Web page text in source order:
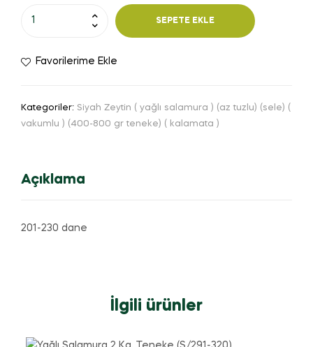
SEPETE EKLE
Favorilerime Ekle
Kategoriler: Siyah Zeytin ( yağlı salamura ) (az tuzlu) (sele) (
vakumlu ) (400-800 gr teneke) ( kalamata )
Açıklama
201-230 dane
İlgili ürünler